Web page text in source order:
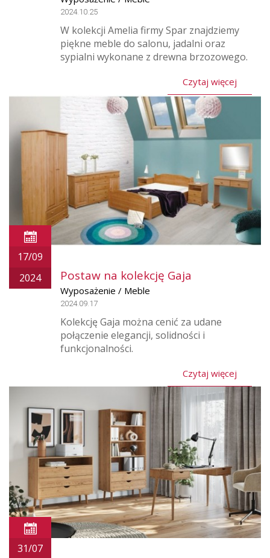
2024.10.25
W kolekcji Amelia firmy Spar znajdziemy
piękne meble do salonu, jadalni oraz
sypialni wykonane z drewna brzozowego.
Czytaj więcej
17/09
2024
Postaw na kolekcję Gaja
Wyposażenie / Meble
2024.09.17
Kolekcję Gaja można cenić za udane
połączenie elegancji, solidności i
funkcjonalności.
Czytaj więcej
31/07